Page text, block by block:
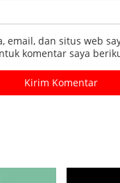
email, dan situs web
komentar saya